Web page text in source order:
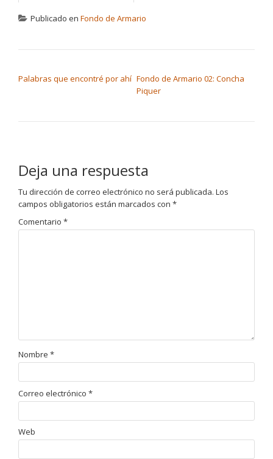
Publicado en Fondo de Armario
Palabras que encontré por ahí Fondo de Armario 02: Concha
Piquer
Deja una respuesta
Tu dirección de correo electrónico no será publicada. Los
campos obligatorios están marcados con *
Comentario *
Nombre *
Correo electrónico *
Web